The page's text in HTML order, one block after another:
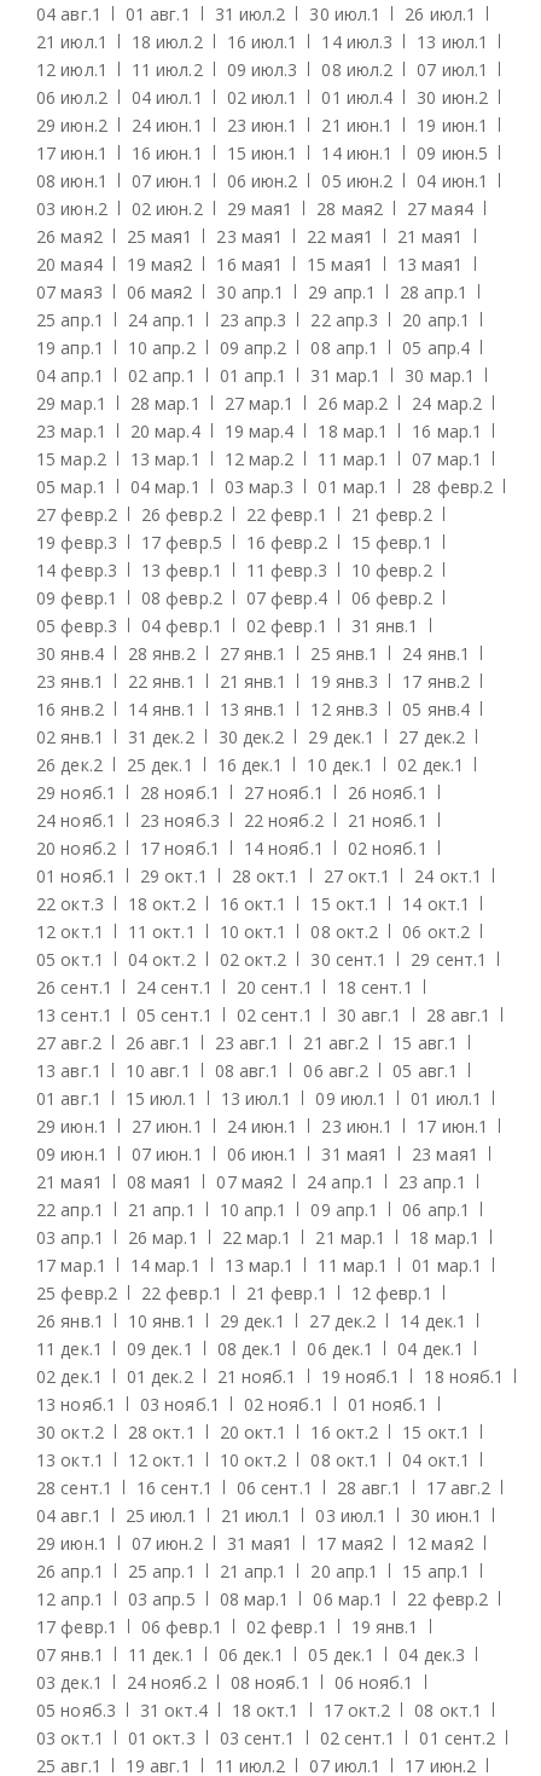
04 авг.1 01 авг.1 31 июл.2 30 июл.1 26 июл.1
21 июл.1 18 июл.2 16 июл.1 14 июл.3 13 июл.1
12 июл.1 11 июл.2 09 июл.3 08 июл.2 07 июл.1
06 июл.2 04 июл.1 02 июл.1 01 июл.4 30 июн.2
29 июн.2 24 июн.1 23 июн.1 21 июн.1 19 июн.1
17 июн.1 16 июн.1 15 июн.1 14 июн.1 09 июн.5
08 июн.1 07 июн.1 06 июн.2 05 июн.2 04 июн.1
03 июн.2 02 июн.2 29 мая1 28 мая2 27 мая4
26 мая2 25 мая1 23 мая1 22 мая1 21 мая1
20 мая4 19 мая2 16 мая1 15 мая1 13 мая1
07 мая3 06 мая2 30 апр.1 29 апр.1 28 апр.1
25 апр.1 24 апр.1 23 апр.3 22 апр.3 20 апр.1
19 апр.1 10 апр.2 09 апр.2 08 апр.1 05 апр.4
04 апр.1 02 апр.1 01 апр.1 31 мар.1 30 мар.1
29 мар.1 28 мар.1 27 мар.1 26 мар.2 24 мар.2
23 мар.1 20 мар.4 19 мар.4 18 мар.1 16 мар.1
15 мар.2 13 мар.1 12 мар.2 11 мар.1 07 мар.1
05 мар.1 04 мар.1 03 мар.3 01 мар.1 28 февр.2
27 февр.2 26 февр.2 22 февр.1 21 февр.2
19 февр.3 17 февр.5 16 февр.2 15 февр.1
14 февр.3 13 февр.1 11 февр.3 10 февр.2
09 февр.1 08 февр.2 07 февр.4 06 февр.2
05 февр.3 04 февр.1 02 февр.1 31 янв.1
30 янв.4 28 янв.2 27 янв.1 25 янв.1 24 янв.1
23 янв.1 22 янв.1 21 янв.1 19 янв.3 17 янв.2
16 янв.2 14 янв.1 13 янв.1 12 янв.3 05 янв.4
02 янв.1 31 дек.2 30 дек.2 29 дек.1 27 дек.2
26 дек.2 25 дек.1 16 дек.1 10 дек.1 02 дек.1
29 нояб.1 28 нояб.1 27 нояб.1 26 нояб.1
24 нояб.1 23 нояб.3 22 нояб.2 21 нояб.1
20 нояб.2 17 нояб.1 14 нояб.1 02 нояб.1
01 нояб.1 29 окт.1 28 окт.1 27 окт.1 24 окт.1
22 окт.3 18 окт.2 16 окт.1 15 окт.1 14 окт.1
12 окт.1 11 окт.1 10 окт.1 08 окт.2 06 окт.2
05 окт.1 04 окт.2 02 окт.2 30 сент.1 29 сент.1
26 сент.1 24 сент.1 20 сент.1 18 сент.1
13 сент.1 05 сент.1 02 сент.1 30 авг.1 28 авг.1
27 авг.2 26 авг.1 23 авг.1 21 авг.2 15 авг.1
13 авг.1 10 авг.1 08 авг.1 06 авг.2 05 авг.1
01 авг.1 15 июл.1 13 июл.1 09 июл.1 01 июл.1
29 июн.1 27 июн.1 24 июн.1 23 июн.1 17 июн.1
09 июн.1 07 июн.1 06 июн.1 31 мая1 23 мая1
21 мая1 08 мая1 07 мая2 24 апр.1 23 апр.1
22 апр.1 21 апр.1 10 апр.1 09 апр.1 06 апр.1
03 апр.1 26 мар.1 22 мар.1 21 мар.1 18 мар.1
17 мар.1 14 мар.1 13 мар.1 11 мар.1 01 мар.1
25 февр.2 22 февр.1 21 февр.1 12 февр.1
26 янв.1 10 янв.1 29 дек.1 27 дек.2 14 дек.1
11 дек.1 09 дек.1 08 дек.1 06 дек.1 04 дек.1
02 дек.1 01 дек.2 21 нояб.1 19 нояб.1 18 нояб.1
13 нояб.1 03 нояб.1 02 нояб.1 01 нояб.1
30 окт.2 28 окт.1 20 окт.1 16 окт.2 15 окт.1
13 окт.1 12 окт.1 10 окт.2 08 окт.1 04 окт.1
28 сент.1 16 сент.1 06 сент.1 28 авг.1 17 авг.2
04 авг.1 25 июл.1 21 июл.1 03 июл.1 30 июн.1
29 июн.1 07 июн.2 31 мая1 17 мая2 12 мая2
26 апр.1 25 апр.1 21 апр.1 20 апр.1 15 апр.1
12 апр.1 03 апр.5 08 мар.1 06 мар.1 22 февр.2
17 февр.1 06 февр.1 02 февр.1 19 янв.1
07 янв.1 11 дек.1 06 дек.1 05 дек.1 04 дек.3
03 дек.1 24 нояб.2 08 нояб.1 06 нояб.1
05 нояб.3 31 окт.4 18 окт.1 17 окт.2 08 окт.1
03 окт.1 01 окт.3 03 сент.1 02 сент.1 01 сент.2
25 авг.1 19 авг.1 11 июл.2 07 июл.1 17 июн.2